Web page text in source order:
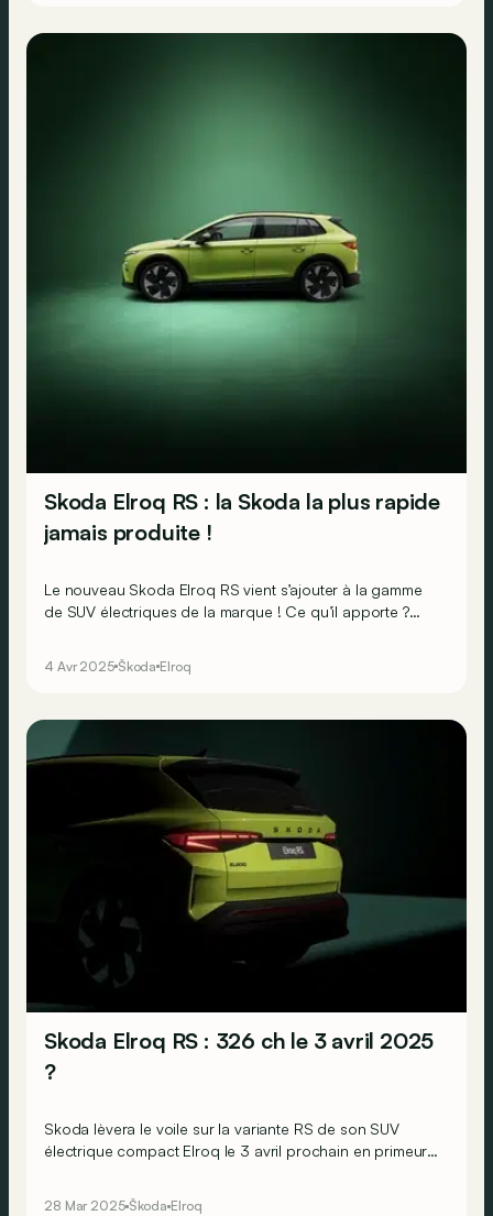
Skoda Elroq RS : la Skoda la plus rapide
jamais produite !
Le nouveau Skoda Elroq RS vient s’ajouter à la gamme
de SUV électriques de la marque ! Ce qu’il apporte ?
4 Avr 2025 Škoda Elroq
Skoda Elroq RS : 326 ch le 3 avril 2025
?
Skoda lèvera le voile sur la variante RS de son SUV
électrique compact Elroq le 3 avril prochain en primeur
28 Mar 2025 Škoda Elroq